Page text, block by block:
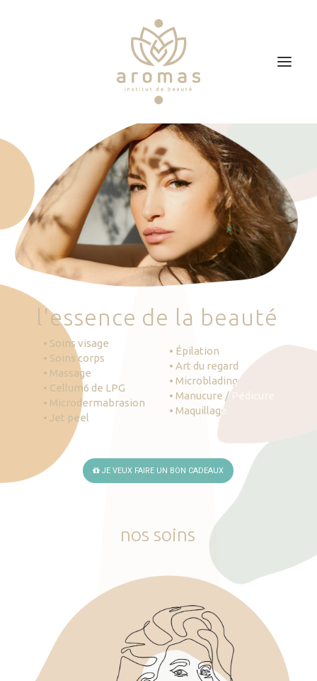
Soins
Je veux faire un bon cadeau
Plan d’accès
Prendre RDV
'essence de la beauté
• Soins visage
• Soins corps
• Massage
• Cellum6 de LPG
• Microdermabrasion
• Jet peel
• Épilation
• Art du regard
• Microblading
• Manucure / Pédicure
• Maquillage
JE VEUX FAIRE UN BON CADEAUX
nos soins